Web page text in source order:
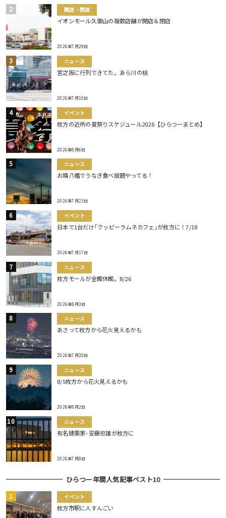
開店・閉店
イオンモール久御山の複数店舗が開店＆閉店
2026年7月29日
ニュース
宮之阪に行列できてた。あら川の桃
2026年7月10日
イベント
枚方の近所の夏祭りスケジュール2026【ひらつーまとめ】
2026年8月6日
ニュース
お隣八幡でうなぎ食べ放題やってる！
2026年7月23日
イベント
日本で1台だけ｢クッピーラムネカフェ｣が枚方に！7/18
2026年7月17日
ニュース
枚方モールが全館休館。8/26
2026年8月3日
ニュース
あさって枚方から花火見えるかも
2026年7月20日
ニュース
8/5枚方から花火見えるかも
2026年8月2日
ニュース
有名建築家･安藤忠雄が枚方に
2026年7月8日
ひらつー年間人気記事ベスト10
イベント
枚方市駅に人すんごい